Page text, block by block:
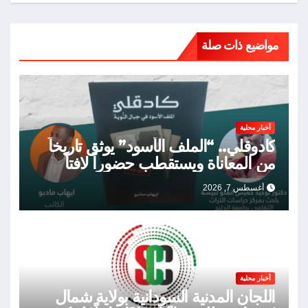
مواضيع ذات صلة
أخبار محلية
كادوقلي.. “الملف الأسود” يوثق تاريخاً
من المعاناة ويستقطب حضوراً لافتاً
أغسطس 7, 2026
أخبار محلية
اللجان المدنية السودانية بولاية شمال